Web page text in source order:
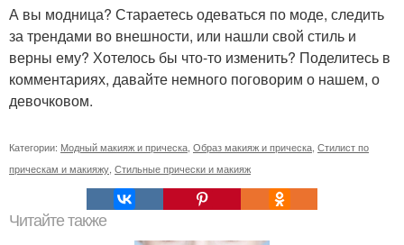
А вы модница? Стараетесь одеваться по моде, следить
за трендами во внешности, или нашли свой стиль и
верны ему? Хотелось бы что-то изменить? Поделитесь в
комментариях, давайте немного поговорим о нашем, о
девочковом.
Категории: Модный макияж и прическа Образ макияж и прическа Стилист по
прическам и макияжу Стильные прически и макияж
Читайте также